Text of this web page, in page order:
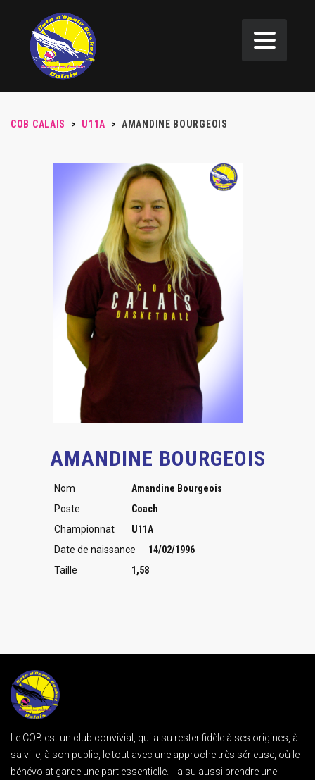
COB CALAIS > U11A > AMANDINE BOURGEOIS
AMANDINE BOURGEOIS
Nom
Amandine Bourgeois
Poste
Coach
Championnat
U11A
Date de naissance
14/02/1996
Taille
1,58
Le COB est un club convivial, qui a su rester fidèle à ses origines, à
sa ville, à son public, le tout avec une approche très sérieuse, où le
bénévolat garde une part essentielle. Il a su aussi prendre une